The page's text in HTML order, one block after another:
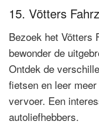
15. Vötters
Bezoek het Vötters
bewonder de
Ontdek de
fietsen en leer
vervoer. Een
autoliefhebbers.